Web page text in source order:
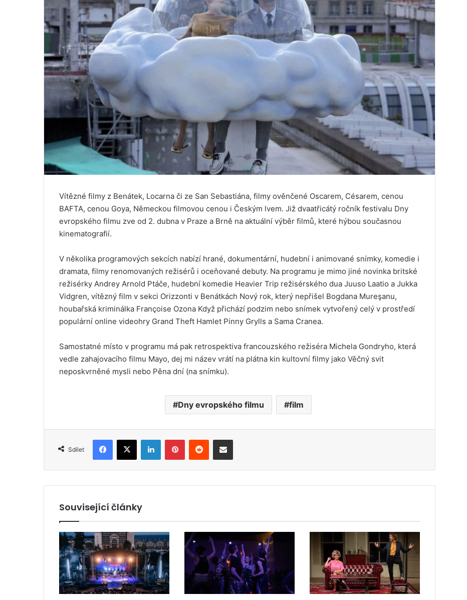
Vítězné filmy z Benátek, Locarna či ze San Sebastiána, filmy ověnčené Oscarem, Césarem, cenou
BAFTA, cenou Goya, Německou filmovou cenou i Českým lvem. Již dvaatřicátý ročník festivalu Dny
evropského filmu zve od 2. dubna v Praze a Brně na aktuální výběr filmů, které hýbou současnou
kinematografií.
V několika programových sekcích nabízí hrané, dokumentární, hudební i animované snímky, komedie i
dramata, filmy renomovaných režisérů i oceňované debuty. Na programu je mimo jiné novinka britské
režisérky Andrey Arnold Ptáče, hudební komedie Heavier Trip režisérského dua Juuso Laatio a Jukka
Vidgren, vítězný film v sekci Orizzonti v Benátkách Nový rok, který nepřišel Bogdana Mureşanu,
houbařská kriminálka Françoise Ozona Když přichází podzim nebo snímek vytvořený celý v prostředí
populární online videohry Grand Theft Hamlet Pinny Grylls a Sama Cranea.
Samostatné místo v programu má pak retrospektiva francouzského režiséra Michela Gondryho, která
vedle zahajovacího filmu Mayo, dej mi název vrátí na plátna kin kultovní filmy jako Věčný svit
neposkvrněné mysli nebo Pěna dní (na snímku).
Dny evropského filmu film
Sdílet
Související články